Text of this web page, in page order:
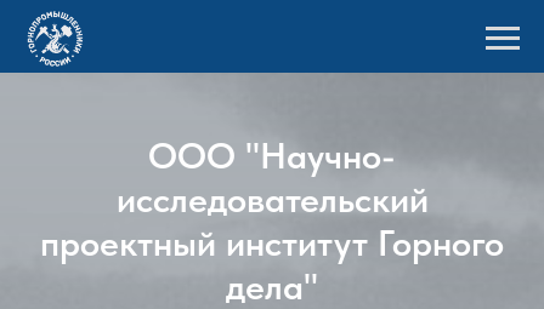
ООО "Научно-
исследовательский
проектный институт Горного
дела"